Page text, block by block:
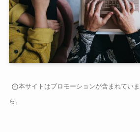
本サイトはプロモーションが含まれてい
ら。